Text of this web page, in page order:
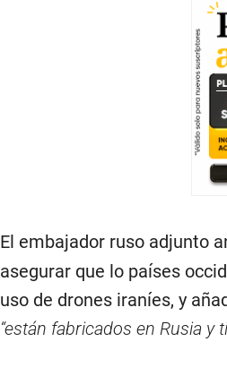
El embajador ruso adjunto
asegurar que lo países
uso de drones iraníes, y
“están fabricados en Rusia y